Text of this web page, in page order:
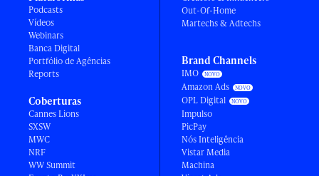
Podcasts
Vídeos
Webinars
Banca Digital
Portfólio de Agências
Reports
Coberturas
Cannes Lions
SXSW
MWC
NRF
WW Summit
Out-Of-Home
Martechs & Adtechs
Brand Channels
IMO
Amazon Ads
OPL Digital
Impulso
PicPay
Nós Inteligência
Vistar Media
Machina